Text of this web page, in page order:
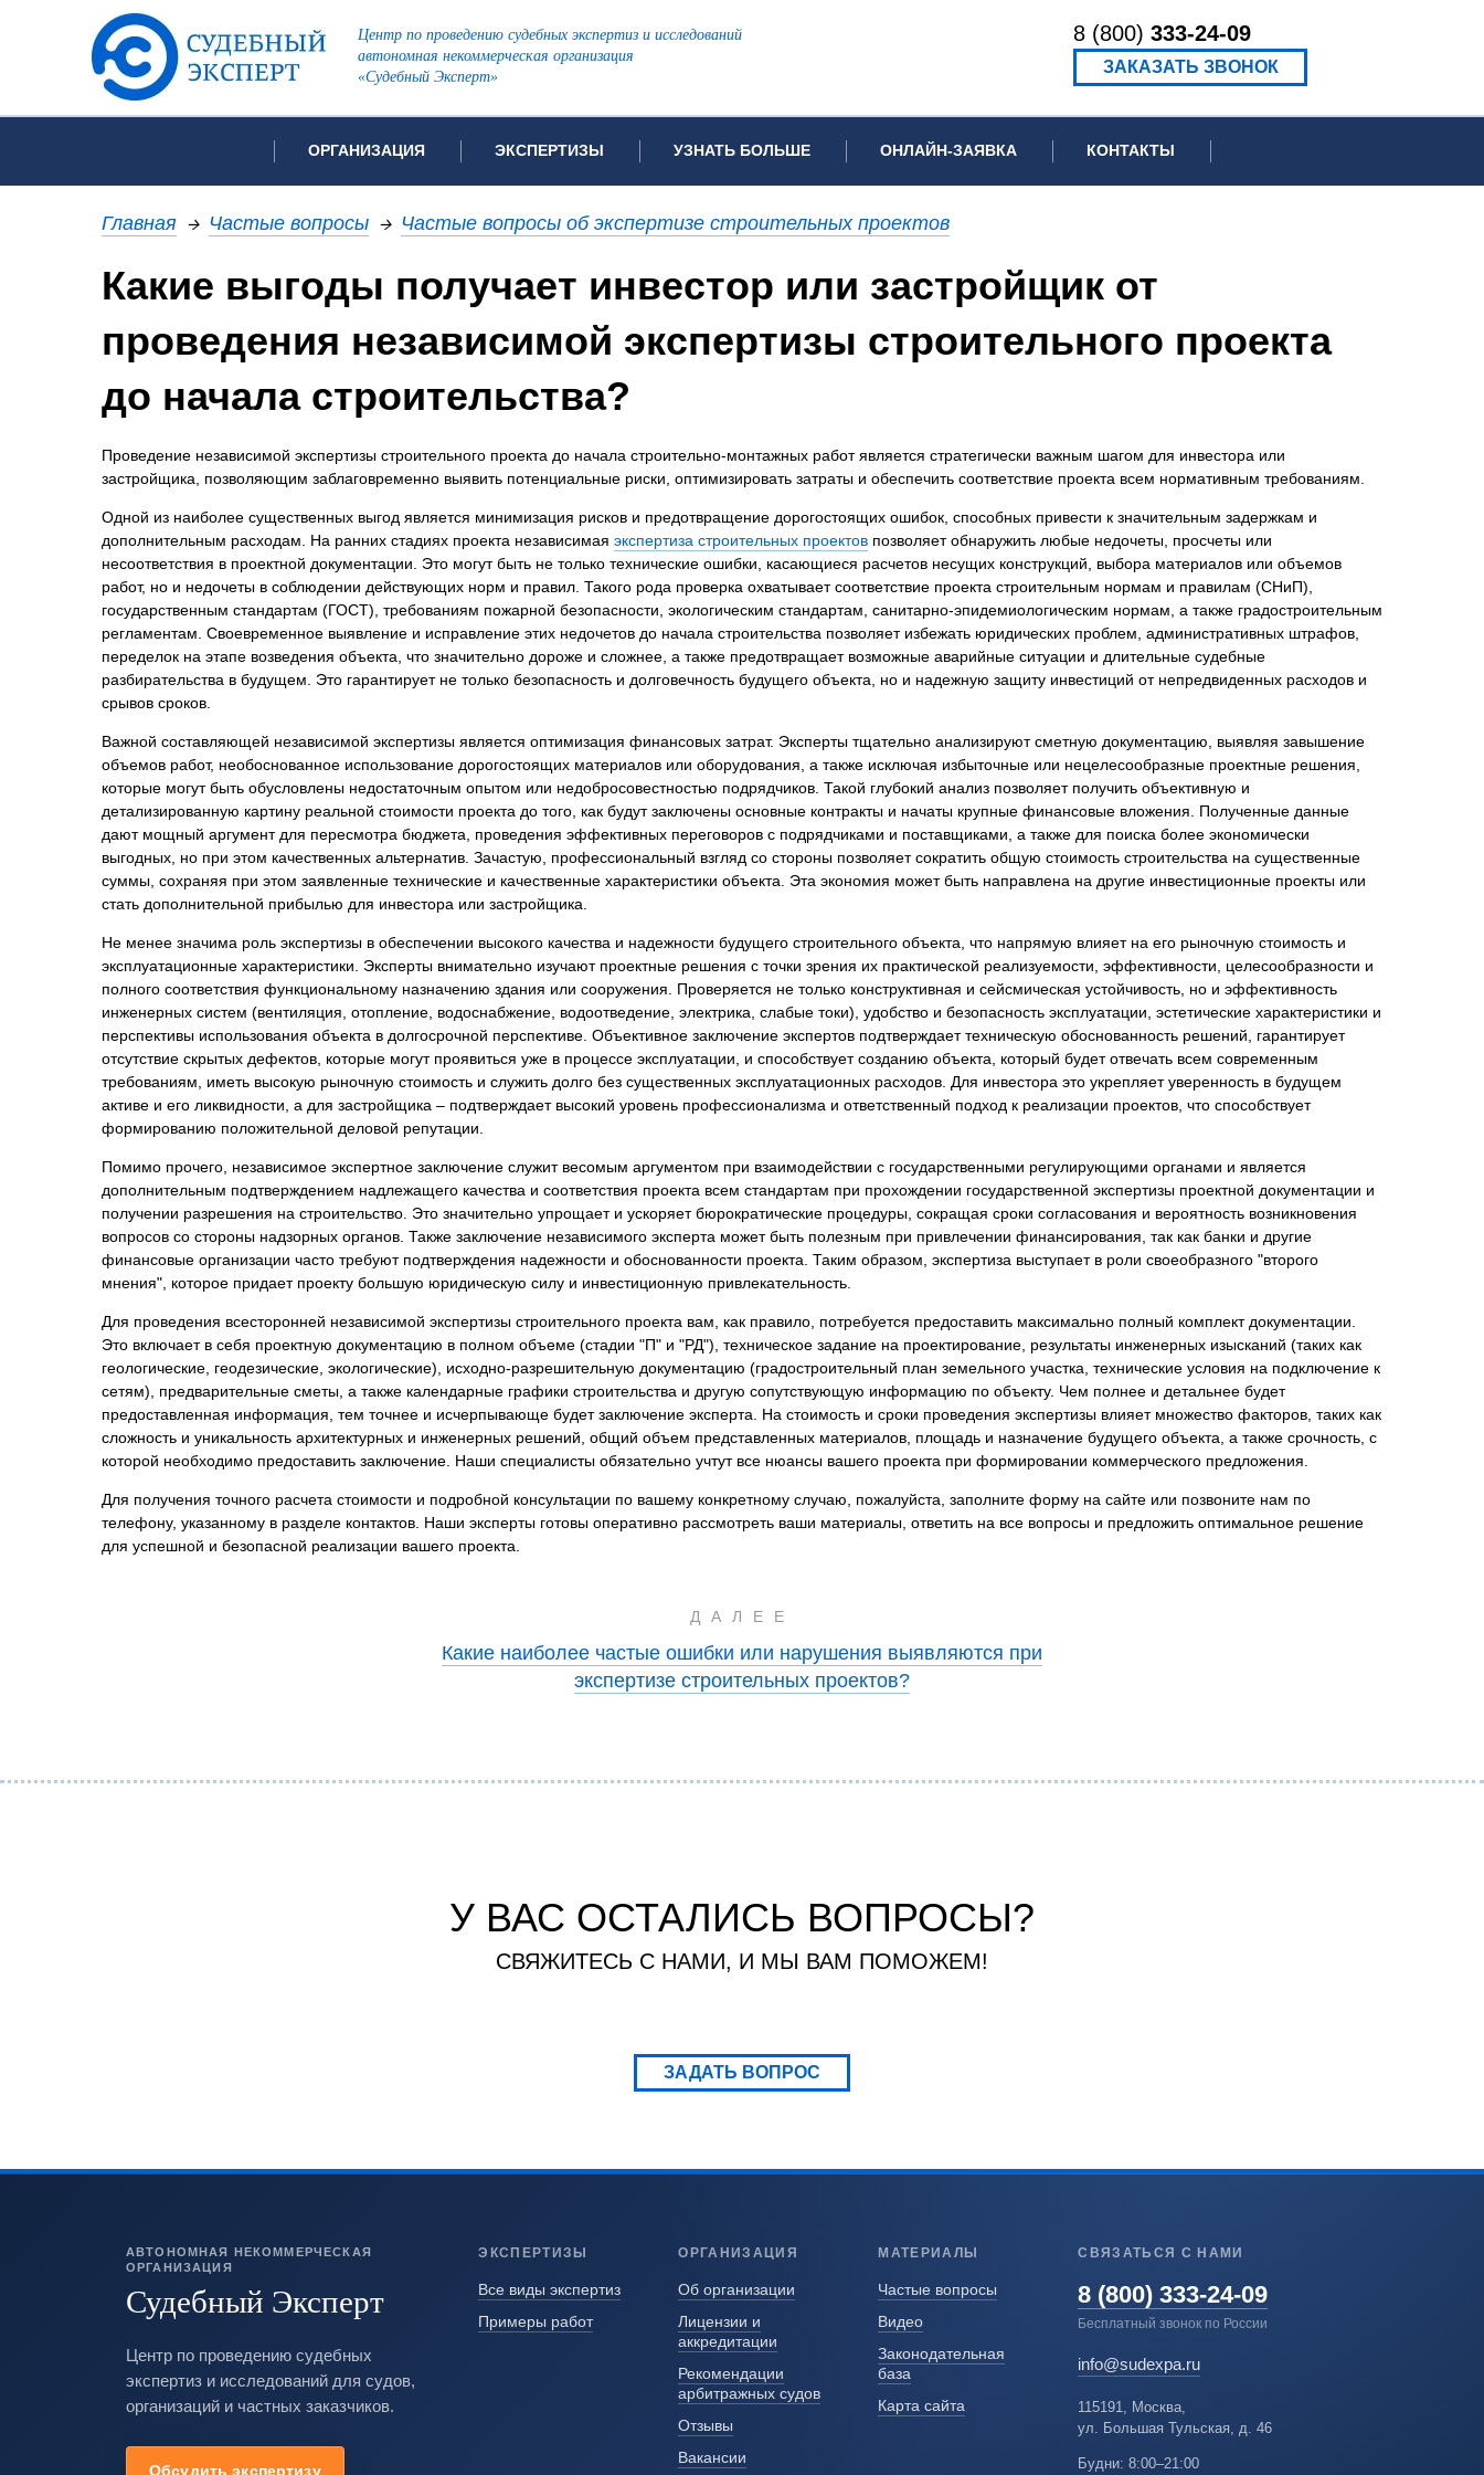
Центр по проведению судебных экспертиз и исследований
автономная некоммерческая организация
«Судебный Эксперт»
8 (800) 333-24-09
ЗАКАЗАТЬ ЗВОНОК
ОРГАНИЗАЦИЯ
Об организации
Рекомендации арбитражных судов
Отзывы
Для СМИ
Политика конфиденциальности
ЭКСПЕРТИЗЫ
Список всех видов проводимых экспертиз
Автороведческая экспертиза
Автотехническая экспертиза
Видеотехническая экспертиза
Генетическая экспертиза
Инженерно-техническая экспертиза
Лингвистическая экспертиза
Пожарно-техническая экспертиза
Почерковедческая экспертиза
Рецензия на экспертное заключение
Строительная экспертиза
Фоноскопическая экспертиза
Химическая экспертиза
Экономическая экспертиза
Экспертиза давности создания документа
УЗНАТЬ БОЛЬШЕ
Примеры выполненных экспертиз
Частые вопросы
Законодательная база
ОНЛАЙН-ЗАЯВКА
Заявка на информационное письмо для суда
Заявка на проведение рецензии
Задать вопрос
КОНТАКТЫ
Главная → Частые вопросы → Частые вопросы об экспертизе строительных проектов
Какие выгоды получает инвестор или застройщик от
проведения независимой экспертизы строительного проекта
до начала строительства?
Проведение независимой экспертизы строительного проекта до начала строительно-монтажных работ является стратегически важным шагом для инвестора или
застройщика, позволяющим заблаговременно выявить потенциальные риски, оптимизировать затраты и обеспечить соответствие проекта всем нормативным требованиям.
Одной из наиболее существенных выгод является минимизация рисков и предотвращение дорогостоящих ошибок, способных привести к значительным задержкам и
дополнительным расходам. На ранних стадиях проекта независимая экспертиза строительных проектов позволяет обнаружить любые недочеты, просчеты или
несоответствия в проектной документации. Это могут быть не только технические ошибки, касающиеся расчетов несущих конструкций, выбора материалов или объемов
работ, но и недочеты в соблюдении действующих норм и правил. Такого рода проверка охватывает соответствие проекта строительным нормам и правилам (СНиП),
государственным стандартам (ГОСТ), требованиям пожарной безопасности, экологическим стандартам, санитарно-эпидемиологическим нормам, а также градостроительным
регламентам. Своевременное выявление и исправление этих недочетов до начала строительства позволяет избежать юридических проблем, административных штрафов,
переделок на этапе возведения объекта, что значительно дороже и сложнее, а также предотвращает возможные аварийные ситуации и длительные судебные
разбирательства в будущем. Это гарантирует не только безопасность и долговечность будущего объекта, но и надежную защиту инвестиций от непредвиденных расходов и
срывов сроков.
Важной составляющей независимой экспертизы является оптимизация финансовых затрат. Эксперты тщательно анализируют сметную документацию, выявляя завышение
объемов работ, необоснованное использование дорогостоящих материалов или оборудования, а также исключая избыточные или нецелесообразные проектные решения,
которые могут быть обусловлены недостаточным опытом или недобросовестностью подрядчиков. Такой глубокий анализ позволяет получить объективную и
детализированную картину реальной стоимости проекта до того, как будут заключены основные контракты и начаты крупные финансовые вложения. Полученные данные
дают мощный аргумент для пересмотра бюджета, проведения эффективных переговоров с подрядчиками и поставщиками, а также для поиска более экономически
выгодных, но при этом качественных альтернатив. Зачастую, профессиональный взгляд со стороны позволяет сократить общую стоимость строительства на существенные
суммы, сохраняя при этом заявленные технические и качественные характеристики объекта. Эта экономия может быть направлена на другие инвестиционные проекты или
стать дополнительной прибылью для инвестора или застройщика.
Не менее значима роль экспертизы в обеспечении высокого качества и надежности будущего строительного объекта, что напрямую влияет на его рыночную стоимость и
эксплуатационные характеристики. Эксперты внимательно изучают проектные решения с точки зрения их практической реализуемости, эффективности, целесообразности и
полного соответствия функциональному назначению здания или сооружения. Проверяется не только конструктивная и сейсмическая устойчивость, но и эффективность
инженерных систем (вентиляция, отопление, водоснабжение, водоотведение, электрика, слабые токи), удобство и безопасность эксплуатации, эстетические характеристики и
перспективы использования объекта в долгосрочной перспективе. Объективное заключение экспертов подтверждает техническую обоснованность решений, гарантирует
отсутствие скрытых дефектов, которые могут проявиться уже в процессе эксплуатации, и способствует созданию объекта, который будет отвечать всем современным
требованиям, иметь высокую рыночную стоимость и служить долго без существенных эксплуатационных расходов. Для инвестора это укрепляет уверенность в будущем
активе и его ликвидности, а для застройщика – подтверждает высокий уровень профессионализма и ответственный подход к реализации проектов, что способствует
формированию положительной деловой репутации.
Помимо прочего, независимое экспертное заключение служит весомым аргументом при взаимодействии с государственными регулирующими органами и является
дополнительным подтверждением надлежащего качества и соответствия проекта всем стандартам при прохождении государственной экспертизы проектной документации и
получении разрешения на строительство. Это значительно упрощает и ускоряет бюрократические процедуры, сокращая сроки согласования и вероятность возникновения
вопросов со стороны надзорных органов. Также заключение независимого эксперта может быть полезным при привлечении финансирования, так как банки и другие
финансовые организации часто требуют подтверждения надежности и обоснованности проекта. Таким образом, экспертиза выступает в роли своеобразного "второго
мнения", которое придает проекту большую юридическую силу и инвестиционную привлекательность.
Для проведения всесторонней независимой экспертизы строительного проекта вам, как правило, потребуется предоставить максимально полный комплект документации.
Это включает в себя проектную документацию в полном объеме (стадии "П" и "РД"), техническое задание на проектирование, результаты инженерных изысканий (таких как
геологические, геодезические, экологические), исходно-разрешительную документацию (градостроительный план земельного участка, технические условия на подключение к
сетям), предварительные сметы, а также календарные графики строительства и другую сопутствующую информацию по объекту. Чем полнее и детальнее будет
предоставленная информация, тем точнее и исчерпывающе будет заключение эксперта. На стоимость и сроки проведения экспертизы влияет множество факторов, таких как
сложность и уникальность архитектурных и инженерных решений, общий объем представленных материалов, площадь и назначение будущего объекта, а также срочность, с
которой необходимо предоставить заключение. Наши специалисты обязательно учтут все нюансы вашего проекта при формировании коммерческого предложения.
Для получения точного расчета стоимости и подробной консультации по вашему конкретному случаю, пожалуйста, заполните форму на сайте или позвоните нам по
телефону, указанному в разделе контактов. Наши эксперты готовы оперативно рассмотреть ваши материалы, ответить на все вопросы и предложить оптимальное решение
для успешной и безопасной реализации вашего проекта.
ДАЛЕЕ
Какие наиболее частые ошибки или нарушения выявляются при
экспертизе строительных проектов?
У ВАС ОСТАЛИСЬ ВОПРОСЫ?
СВЯЖИТЕСЬ С НАМИ, И МЫ ВАМ ПОМОЖЕМ!
ЗАДАТЬ ВОПРОС
АВТОНОМНАЯ НЕКОММЕРЧЕСКАЯ
ОРГАНИЗАЦИЯ
Судебный Эксперт
Центр по проведению судебных
экспертиз и исследований для судов,
организаций и частных заказчиков.
Обсудить экспертизу
ЭКСПЕРТИЗЫ
Все виды экспертиз
Примеры работ
ОРГАНИЗАЦИЯ
Об организации
Лицензии и
аккредитации
Рекомендации
арбитражных судов
Отзывы
Вакансии
МАТЕРИАЛЫ
Частые вопросы
Видео
Законодательная
база
Карта сайта
СВЯЗАТЬСЯ С НАМИ
8 (800) 333-24-09
Бесплатный звонок по России
info@sudexpa.ru
115191, Москва,
ул. Большая Тульская, д. 46
Будни: 8:00–21:00